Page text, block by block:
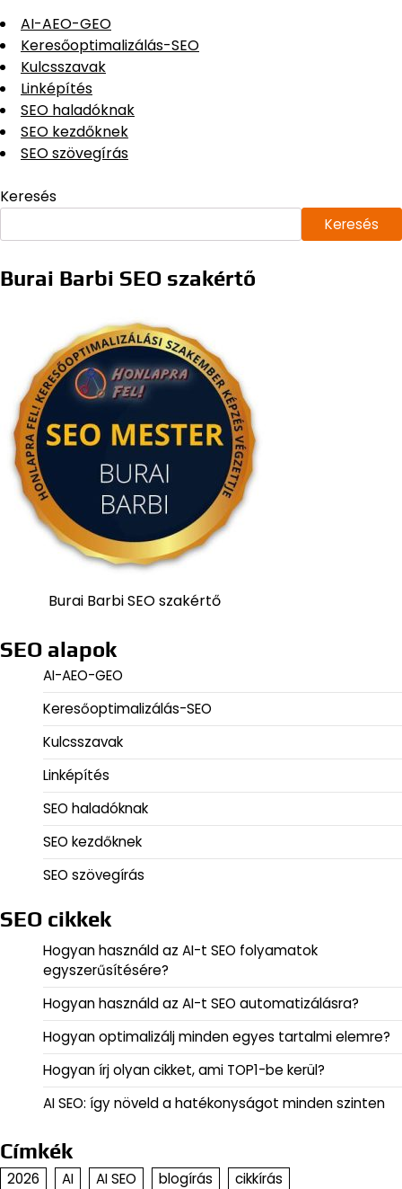
AI-AEO-GEO
Keresőoptimalizálás-SEO
Kulcsszavak
Linképítés
SEO haladóknak
SEO kezdőknek
SEO szövegírás
Keresés
Keresés
Burai Barbi SEO szakértő
Burai Barbi SEO szakértő
SEO alapok
AI-AEO-GEO
Keresőoptimalizálás-SEO
Kulcsszavak
Linképítés
SEO haladóknak
SEO kezdőknek
SEO szövegírás
SEO cikkek
Hogyan használd az AI-t SEO folyamatok
egyszerűsítésére?
Hogyan használd az AI-t SEO automatizálásra?
Hogyan optimalizálj minden egyes tartalmi elemre?
Hogyan írj olyan cikket, ami TOP1-be kerül?
AI SEO: így növeld a hatékonyságot minden szinten
Címkék
2026 AI AI SEO blogírás
cikkírás